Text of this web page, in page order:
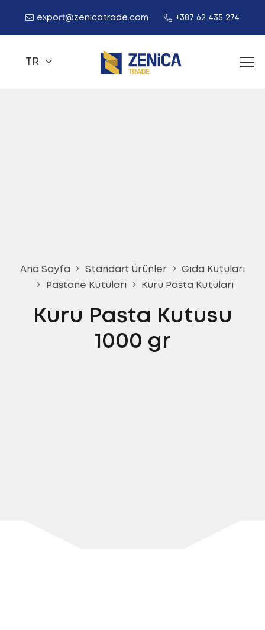
export@zenicatrade.com +387 62 435 274
TR
Ana Sayfa Standart Ürünler
Gıda Kutuları
Pastane Kutuları
Kuru Pasta Kutuları
Kuru Pasta Kutusu
1000 gr